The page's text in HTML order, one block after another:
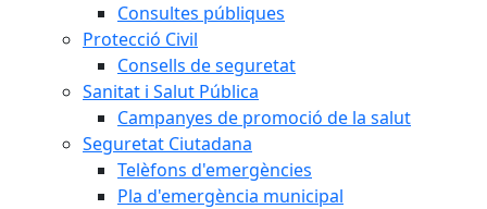
Consultes públiques
Protecció Civil
Consells de seguretat
Sanitat i Salut Pública
Campanyes de promoció de la salut
Seguretat Ciutadana
Telèfons d'emergències
Pla d'emergència municipal